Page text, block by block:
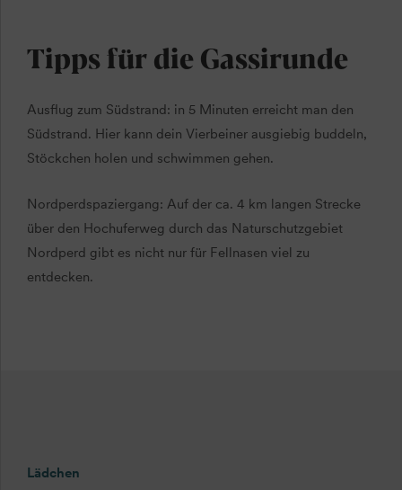
Tipps für die Gassirunde
Ausflug zum Südstrand: in 5 Minuten erreicht man den
Südstrand. Hier kann dein Vierbeiner ausgiebig buddeln,
Stöckchen holen und schwimmen gehen.
Nordperdspaziergang: Auf der ca. 4 km langen Strecke
über den Hochuferweg durch das Naturschutzgebiet
Nordperd gibt es nicht nur für Fellnasen viel zu
entdecken.
Lädchen